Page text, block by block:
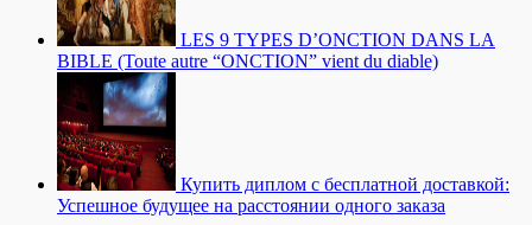
LES 9 TYPES D’ONCTION DANS LA
BIBLE (Toute autre “ONCTION” vient du diable)
Купить диплом с бесплатной доставкой:
Успешное будущее на расстоянии одного заказа